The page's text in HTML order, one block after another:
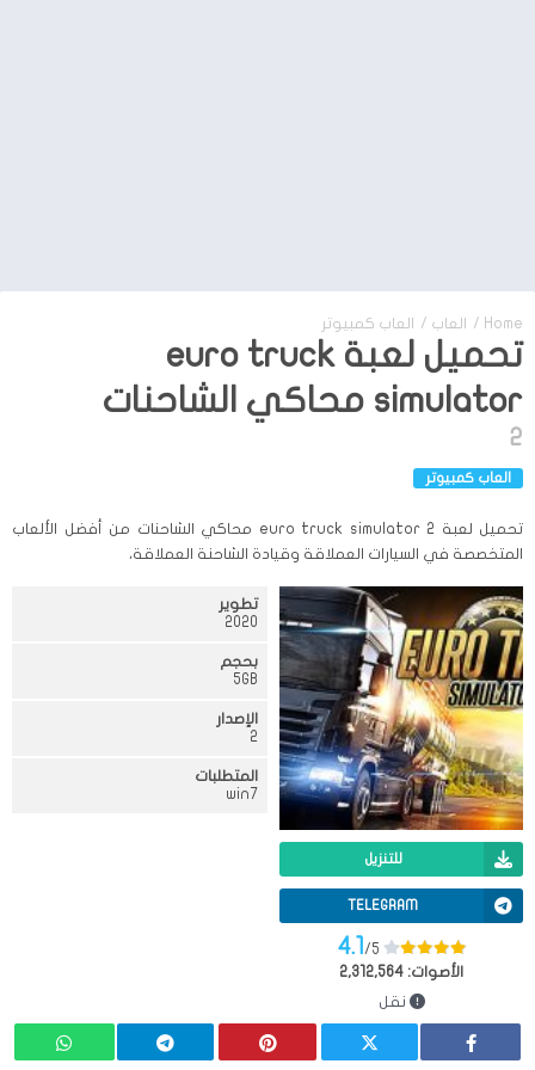
Home
/ العاب / العاب كمبيوتر
تحميل لعبة euro truck
simulator محاكي الشاحنات
2
العاب كمبيوتر
تحميل لعبة euro truck simulator 2 محاكي الشاحنات من أفضل الألعاب
المتخصصة في السيارات العملاقة وقيادة الشاحنة العملاقة،
للتنزيل
TELEGRAM
4.1/5
الأصوات: 2,312,564
نقل
تطوير
2020
بحجم
5GB
الإصدار
2
المتطلبات
win7